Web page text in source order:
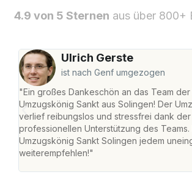
4.9 von 5 Sternen aus über 800+
Ulrich Gerste
ist nach Genf umgezogen
"Ein großes Dankeschön an das Team der
Umzugskönig Sankt aus Solingen! Der
verlief reibungslos und stressfrei dank der
professionellen Unterstützung des Teams.
Umzugskönig Sankt Solingen jedem
weiterempfehlen!"